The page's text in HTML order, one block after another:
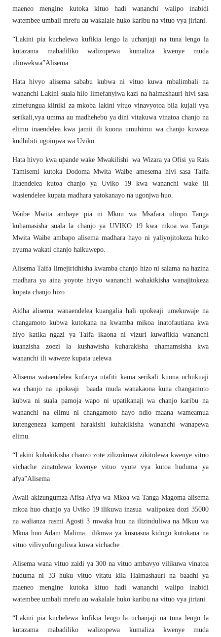
maeneo mengine kutoka kituo hadi wananchi walipo inabidi
watembee umbali mrefu au wakalale huko karibu na vituo vya jiriani.
“Lakini pia kuchelewa kufikia lengo la uchanjaji na tuna lengo la
kutazama mabadiliko walizopewa kumaliza kwenye muda
uliowekwa”Alisema
Hata hivyo alisema sababu kubwa ni vituo kuwa mbalimbali na
wananchi Lakini suala hilo limefanyiwa kazi na halmashauri hivi sasa
zimefungua kliniki za mkoba lakini vituo vinavyotoa bila kujali vya
serikali,vya umma au madhehebu ya dini vitakuwa vinatoa chanjo na
elimu inaendelea kwa jamii ili kuona umuhimu wa chanjo kuweza
kudhibiti ugoinjwa wa Uviko.
Hata hivyo kwa upande wake Mwakilishi wa Wizara ya Ofisi ya Rais
Tamisemi kutoka Dodoma Mwita Waibe amesema hivi sasa Taifa
litaendelea kutoa chanjo ya Uviko 19 kwa wananchi wake ili
wasiendelee kupata madhara yatokanayo na ugonjwa huo.
Waibe Mwita ambaye pia ni Mkuu wa Msafara uliopo Tanga
kuhamasisha suala la chanjo ya UVIKO 19 kwa mkoa wa Tanga
Mwita Waibe ambapo alisema madhara hayo ni yaliyojitokeza huko
nyuma wakati chanjo haikuwepo.
Alisema Taifa limejiridhisha kwamba chanjo hizo ni salama na hazina
madhara ya aina yoyote hivyo wananchi wahakikisha wanajitokeza
kupata chanjo hizo.
Aidha alisema wanaendelea kuangalia hali upokeaji umekuwaje na
changamoto kubwa kutokana na kwamba mikoa inatofautiana kwa
hiyo katika ngazi ya Taifa ikaona ni vizuri kuwafikia wananchi
kuanzisha zoezi la kushawisha kuharakisha uhamamsisha kwa
wananchi ili waweze kupata uelewa
Alisema wataendelea kufanya utafiti kama serikali kuona uchukuaji
wa chanjo na upokeaji baada muda wanakaona kuna changamoto
kubwa ni suala pamoja wapo ni upatikanaji wa chanjo karibu na
wananchi na elimu ni changamoto hayo ndio maana wameamua
kutengeneza kampeni harakishi kuhakikisha wananchi wanapewa
elimu.
“Lakini kuhakikisha chanzo zote zilizokuwa zikitolewa kwenye vituo
vichache zinatolewa kwenye vituo vyote vya kutoa huduma ya
afya”Alisema
Awali akizungumza Afisa Afya wa Mkoa wa Tanga Magoma alisema
mkoa huo chanjo ya Uviko 19 ilikuwa inasua walipokea dozi 35000
na walianza rasmi Agosti 3 mwaka huu na ilizinduliwa na Mkuu wa
Mkoa huo Adam Malima ilikuwa ya kusuasua kidogo kutokana na
vituo vilivyofunguliwa kuwa vichache .
Alisema wana vituo zaidi ya 300 na vituo ambavyo vilikuwa vinatoa
huduma ni 33 huku vituo vitatu kila Halmashauri na baadhi ya
maeneo mengine kutoka kituo hadi wananchi walipo inabidi
watembee umbali mrefu au wakalale huko karibu na vituo vya jiriani.
“Lakini pia kuchelewa kufikia lengo la uchanjaji na tuna lengo la
kutazama mabadiliko walizopewa kumaliza kwenye muda